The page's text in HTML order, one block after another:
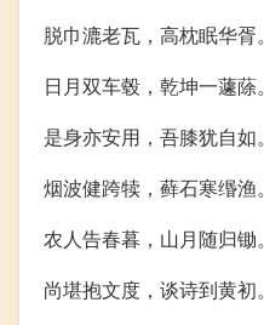
脱巾漉老瓦，高枕眠华胥。
日月双车毂，乾坤一蘧蒢。
是身亦安用，吾膝犹自如。
烟波健跨犊，藓石寒缗渔。
农人告春暮，山月随归锄。
尚堪抱文度，谈诗到黄初。